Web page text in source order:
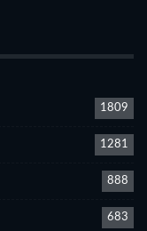
1809
1281
888
683